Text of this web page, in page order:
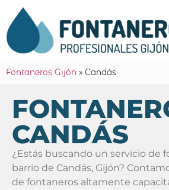
Fontaneros Gijón » Candás
CANDÁS
¿Estás buscando un servicio de
barrio de Candás, Gijón?
de fontaneros altamente